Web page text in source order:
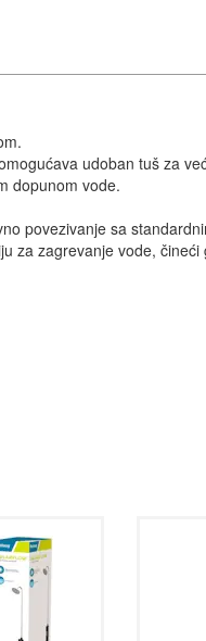
udoban tuš za
dopunom vode.
povezivanje sa
za zagrevanje vode, čineći